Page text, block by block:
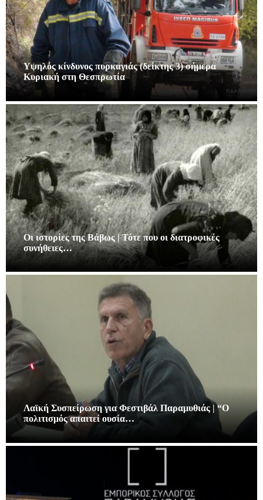
Υψηλός κίνδυνος πυρκαγιάς (δείκτης 3) σήμερα
Κυριακή στη Θεσπρωτία
Οι ιστορίες της Βάβως | Τότε που οι διατροφικές
συνήθειες…
Λαϊκή Συσπείρωση για Φεστιβάλ Παραμυθιάς | “Ο
πολιτισμός απαιτεί ουσία…